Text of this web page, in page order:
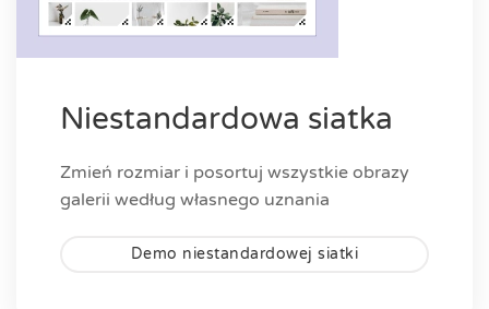
Niestandardowa siatka
Zmień rozmiar i posortuj wszystkie obrazy
galerii według własnego uznania
Demo niestandardowej siatki